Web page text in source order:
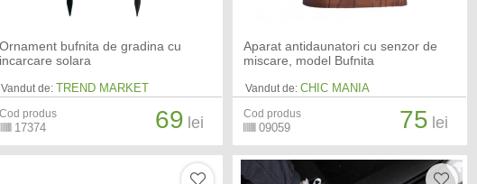
Ornament bufnita de gradina cu
incarcare solara
Vandut de: TREND MARKET
Cod produs
17374 69 lei
Aparat antidaunatori cu senzor de
miscare, model Bufnita
Vandut de: CHIC MANIA
Cod produs
09059 75 lei